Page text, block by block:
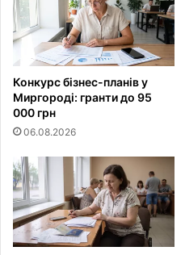
Конкурс бізнес-планів у
Миргороді: гранти до 95
000 грн
06.08.2026